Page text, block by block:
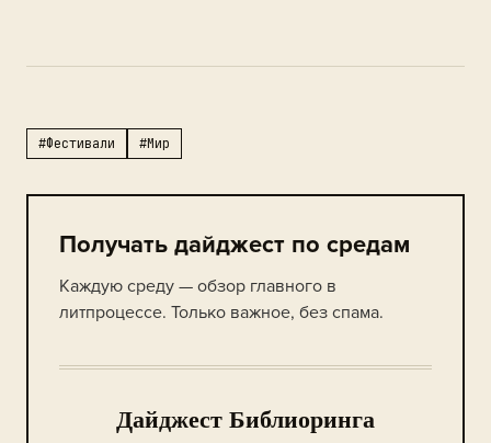
#Фестивали #Мир
Получать дайджест по средам
Каждую среду — обзор главного в
литпроцессе. Только важное, без спама.
Дайджест Библиоринга